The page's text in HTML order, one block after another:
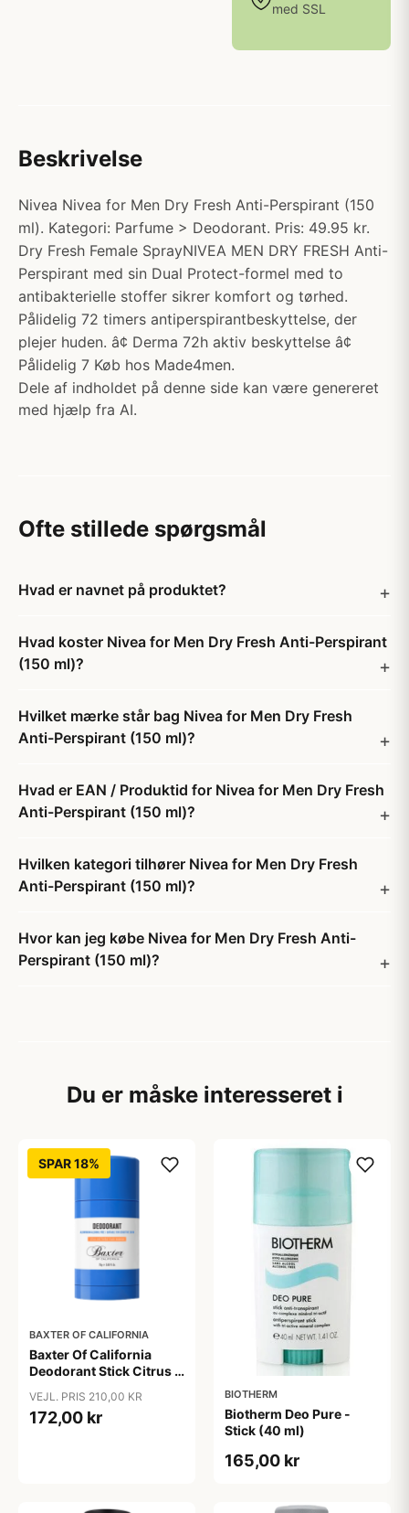
med SSL
Beskrivelse
Nivea Nivea for Men Dry Fresh Anti-Perspirant (150
ml). Kategori: Parfume > Deodorant. Pris: 49.95 kr.
Dry Fresh Female SprayNIVEA MEN DRY FRESH Anti-
Perspirant med sin Dual Protect-formel med to
antibakterielle stoffer sikrer komfort og tørhed.
Pålidelig 72 timers antiperspirantbeskyttelse, der
plejer huden. â¢ Derma 72h aktiv beskyttelse â¢
Pålidelig 7 Køb hos Made4men.
Dele af indholdet på denne side kan være genereret
med hjælp fra AI.
Ofte stillede spørgsmål
Hvad er navnet på produktet?
Hvad koster Nivea for Men Dry Fresh Anti-Perspirant
(150 ml)?
Hvilket mærke står bag Nivea for Men Dry Fresh
Anti-Perspirant (150 ml)?
Hvad er EAN / Produktid for Nivea for Men Dry Fresh
Anti-Perspirant (150 ml)?
Hvilken kategori tilhører Nivea for Men Dry Fresh
Anti-Perspirant (150 ml)?
Hvor kan jeg købe Nivea for Men Dry Fresh Anti-
Perspirant (150 ml)?
Du er måske interesseret i
SPAR 18%
BAXTER OF CALIFORNIA
Baxter Of California
Deodorant Stick Citrus &
VEJL. PRIS 210,00 KR
172,00 kr
BIOTHERM
Biotherm Deo Pure -
Stick (40 ml)
165,00 kr